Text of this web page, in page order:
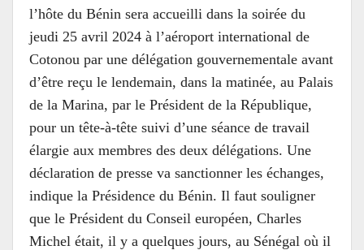
l’hôte du Bénin sera accueilli dans la soirée du
jeudi 25 avril 2024 à l’aéroport international de
Cotonou par une délégation gouvernementale avant
d’être reçu le lendemain, dans la matinée, au Palais
de la Marina, par le Président de la République,
pour un tête-à-tête suivi d’une séance de travail
élargie aux membres des deux délégations. Une
déclaration de presse va sanctionner les échanges,
indique la Présidence du Bénin. Il faut souligner
que le Président du Conseil européen, Charles
Michel était, il y a quelques jours, au Sénégal où il